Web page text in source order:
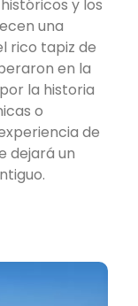
y los
una
rico tapiz de
en la
la historia
o
de
dejará un